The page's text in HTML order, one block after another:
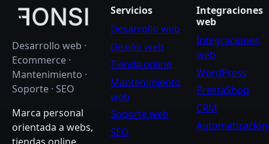
Desarrollo web ·
Ecommerce ·
Mantenimiento ·
Soporte · SEO
Marca personal
orientada a webs,
tiendas online,
Servicios
Desarrollo web
Diseño web
Tienda online
Mantenimiento
web
Soporte web
SEO
Integraciones
web
Integraciones
web
WordPress
PrestaShop
CRM